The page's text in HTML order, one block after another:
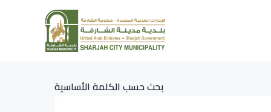
بحث حسب الكلمة الأساسية